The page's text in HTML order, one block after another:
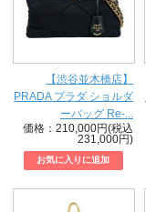
【渋谷並木橋店】
PRADA プラダ ショルダ
ーバッグ Re-...
価格：210,000円(税込
231,000円)